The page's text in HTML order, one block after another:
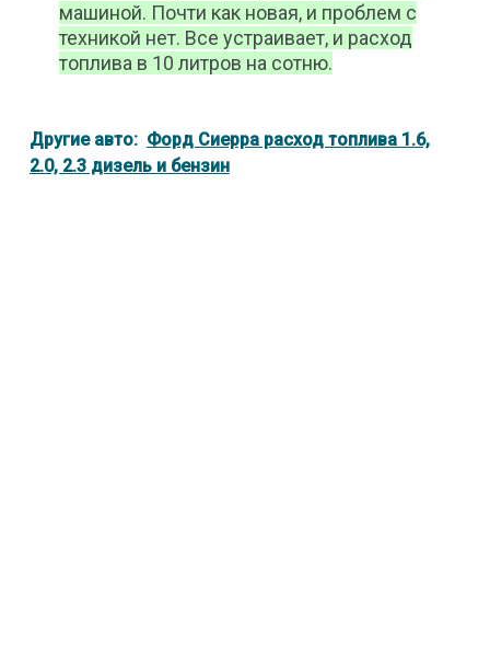
машиной. Почти как новая, и проблем с
техникой нет. Все устраивает, и расход
топлива в 10 литров на сотню.
Другие авто: Форд Сиерра расход топлива 1.6,
2.0, 2.3 дизель и бензин